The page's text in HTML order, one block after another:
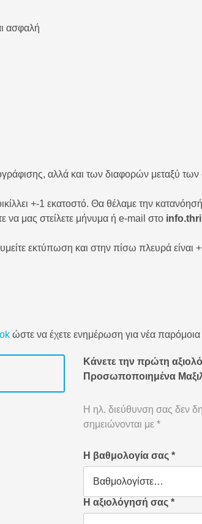
ασφαλή
αλλά και των διαφορών μεταξύ
+-1 εκατοστό. Θα θέλαμε την
να μας στείλετε μήνυμα ή e-mail στο
εκτύπωση και στην πίσω πλευρά είναι
ώστε να έχετε ενημέρωση για νέα παρόμοια
Κάνετε την πρώτη
Προσωποποιημένα
Η ηλ. διεύθυνση σας δεν
σημειώνονται με *
Η βαθμολογία σας *
Η αξιολόγησή σας *